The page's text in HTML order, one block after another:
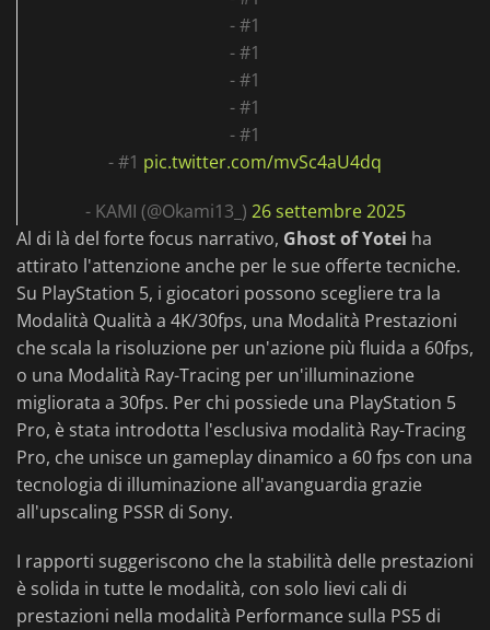
- #1
- #1
- #1
- #1
- #1
- #1 pic.twitter.com/mvSc4aU4dq
- KAMI (@Okami13_) 26 settembre 2025
Al di là del forte focus narrativo, Ghost of Yotei ha
attirato l'attenzione anche per le sue offerte tecniche.
Su PlayStation 5, i giocatori possono scegliere tra la
Modalità Qualità a 4K/30fps, una Modalità Prestazioni
che scala la risoluzione per un'azione più fluida a 60fps,
o una Modalità Ray-Tracing per un'illuminazione
migliorata a 30fps. Per chi possiede una PlayStation 5
Pro, è stata introdotta l'esclusiva modalità Ray-Tracing
Pro, che unisce un gameplay dinamico a 60 fps con una
tecnologia di illuminazione all'avanguardia grazie
all'upscaling PSSR di Sony.
I rapporti suggeriscono che la stabilità delle prestazioni
è solida in tutte le modalità, con solo lievi cali di
prestazioni nella modalità Performance sulla PS5 di